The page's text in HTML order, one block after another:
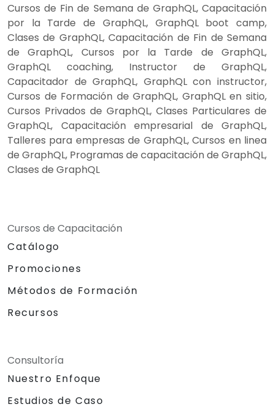
Cursos de Fin de Semana de GraphQL, Capacitación
por la Tarde de GraphQL, GraphQL boot camp,
Clases de GraphQL, Capacitación de Fin de Semana
de GraphQL, Cursos por la Tarde de GraphQL,
GraphQL coaching, Instructor de GraphQL,
Capacitador de GraphQL, GraphQL con instructor,
Cursos de Formación de GraphQL, GraphQL en sitio,
Cursos Privados de GraphQL, Clases Particulares de
GraphQL, Capacitación empresarial de GraphQL,
Talleres para empresas de GraphQL, Cursos en linea
de GraphQL, Programas de capacitación de GraphQL,
Clases de GraphQL
Cursos de Capacitación
Catálogo
Promociones
Métodos de Formación
Recursos
Consultoría
Nuestro Enfoque
Estudios de Caso